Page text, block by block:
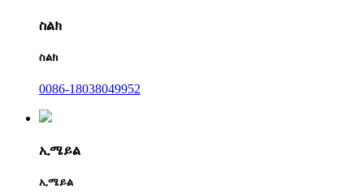
ስልክ
ስልክ
0086-18038049952
ኢሜይል
ኢሜይል